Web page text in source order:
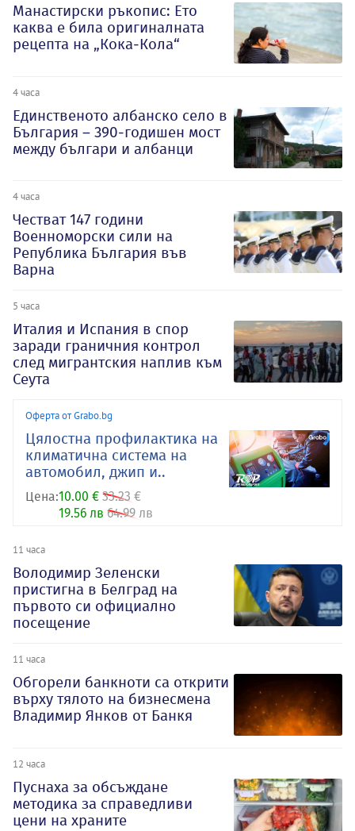
Манастирски ръкопис: Ето
каква е била оригиналната
рецепта на „Кока-Кола“
4 часа
Единственото албанско село в
България – 390-годишен мост
между българи и албанци
4 часа
Честват 147 години
Военноморски сили на
Република България във
Варна
5 часа
Италия и Испания в спор
заради граничния контрол
след мигрантския наплив към
Сеута
Оферта от Grabo.bg
Цялостна профилактика на
климатична система на
автомобил, джип и..
Цена:10.00 € 33.23 €
19.56 лв 64.99 лв
11 часа
Володимир Зеленски
пристигна в Белград на
първото си официално
посещение
11 часа
Обгорели банкноти са открити
върху тялото на бизнесмена
Владимир Янков от Банкя
12 часа
Пуснаха за обсъждане
методика за справедливи
цени на храните